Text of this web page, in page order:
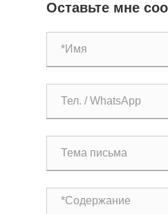
Оставьте мне